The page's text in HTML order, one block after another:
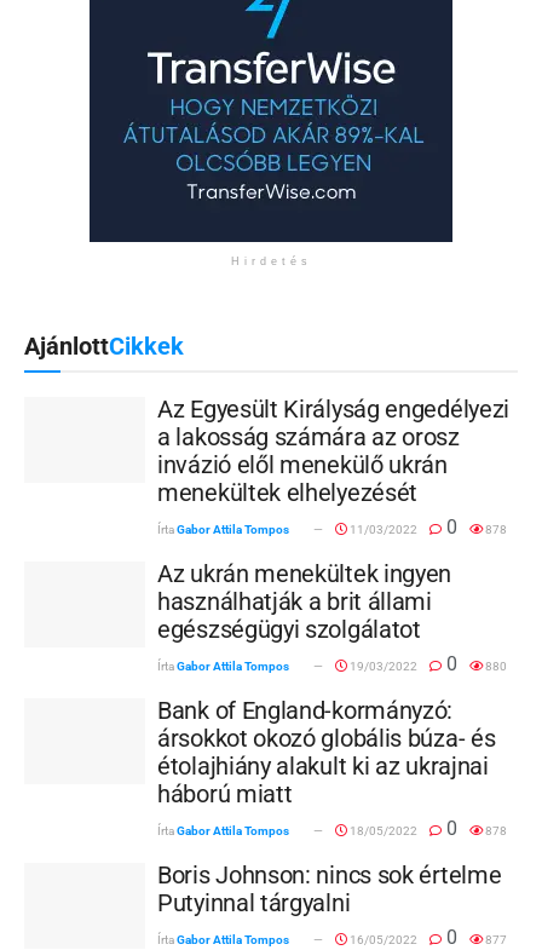
Hirdetés
AjánlottCikkek
Az Egyesült Királyság engedélyezi
a lakosság számára az orosz
invázió elől menekülő ukrán
menekültek elhelyezését
ÍrtaGabor Attila Tompos 11/03/2022 0 878
Az ukrán menekültek ingyen
használhatják a brit állami
egészségügyi szolgálatot
ÍrtaGabor Attila Tompos 19/03/2022 0 880
Bank of England-kormányzó:
ársokkot okozó globális búza- és
étolajhiány alakult ki az ukrajnai
háború miatt
ÍrtaGabor Attila Tompos 18/05/2022 0 878
Boris Johnson: nincs sok értelme
Putyinnal tárgyalni
ÍrtaGabor Attila Tompos 16/05/2022 0 877